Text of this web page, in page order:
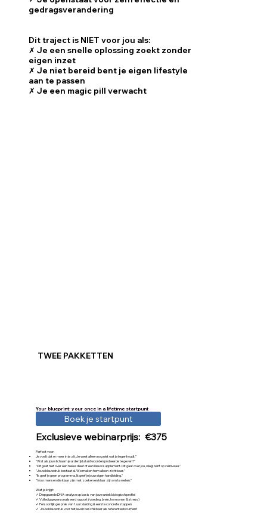
gedragsverandering
Dit traject is NIET voor jou als:
✗ Je een snelle oplossing zoekt zonder
eigen inzet
✗ Je niet bereid bent je eigen lifestyle
aan te passen
✗ Je een magic pill verwacht
TWEE PAKKETTEN
Your blueprint: your once in a lifetime startpunt
Boek je startpunt
Exclusieve webinarprijs: €375
Perfect voor:
Je voelt dat er meer in je zit. Je weet alleen nog niet wat je tegenhoudt."
"Wat als jouw lichaam je al die tijd al antwoorden probeerde te geven?"
"Dit gaat niet over een nieuw dieet of een nieuw supplement. Dit gaat over jou, wie jij bent op celniveau."
"Jouw blauwdruk bestaat al. We maken hem alleen zichtbaar."
"Ik geef je geen programma. Ik geef je jouw eigen handleiding."
"Voor mensen die klaar zijn met zoeken en klaar zijn om te weten."
Wat je krijgt:
✓ Diepgaande DNA-analyse op basis van jouw uniek biologisch profiel
✓ Volledig gepersonaliseerd rapport (voeding, brein, hormonen & stress)
✓ Persoonlijk gesprek van 1 uur: duiding & eerste concrete stappen
✓ Jouw blauwdruk voor het leven beschikbaar als referentiedocument